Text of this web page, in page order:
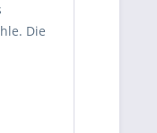
Die